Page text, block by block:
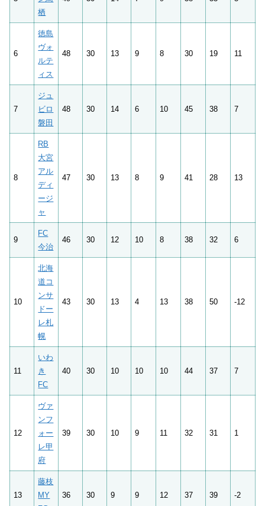
栖
6
徳島
ヴォ
ルテ
ィス
48 30 13 9 8 30 19 11
7
ジュ
ビロ
磐田
48 30 14 6 10 45 38 7
8
RB
大宮
アル
ディ
ージ
ャ
47 30 13 8 9 41 28 13
9
FC
今治
46 30 12 10 8 38 32 6
10
北海
道コ
ンサ
ドー
レ札
幌
43 30 13 4 13 38 50 -12
11
いわ
き
FC
40 30 10 10 10 44 37 7
12
ヴァ
ンフ
ォー
レ甲
府
39 30 10 9 11 32 31 1
13
藤枝
MY
36 30 9 9 12 37 39 -2